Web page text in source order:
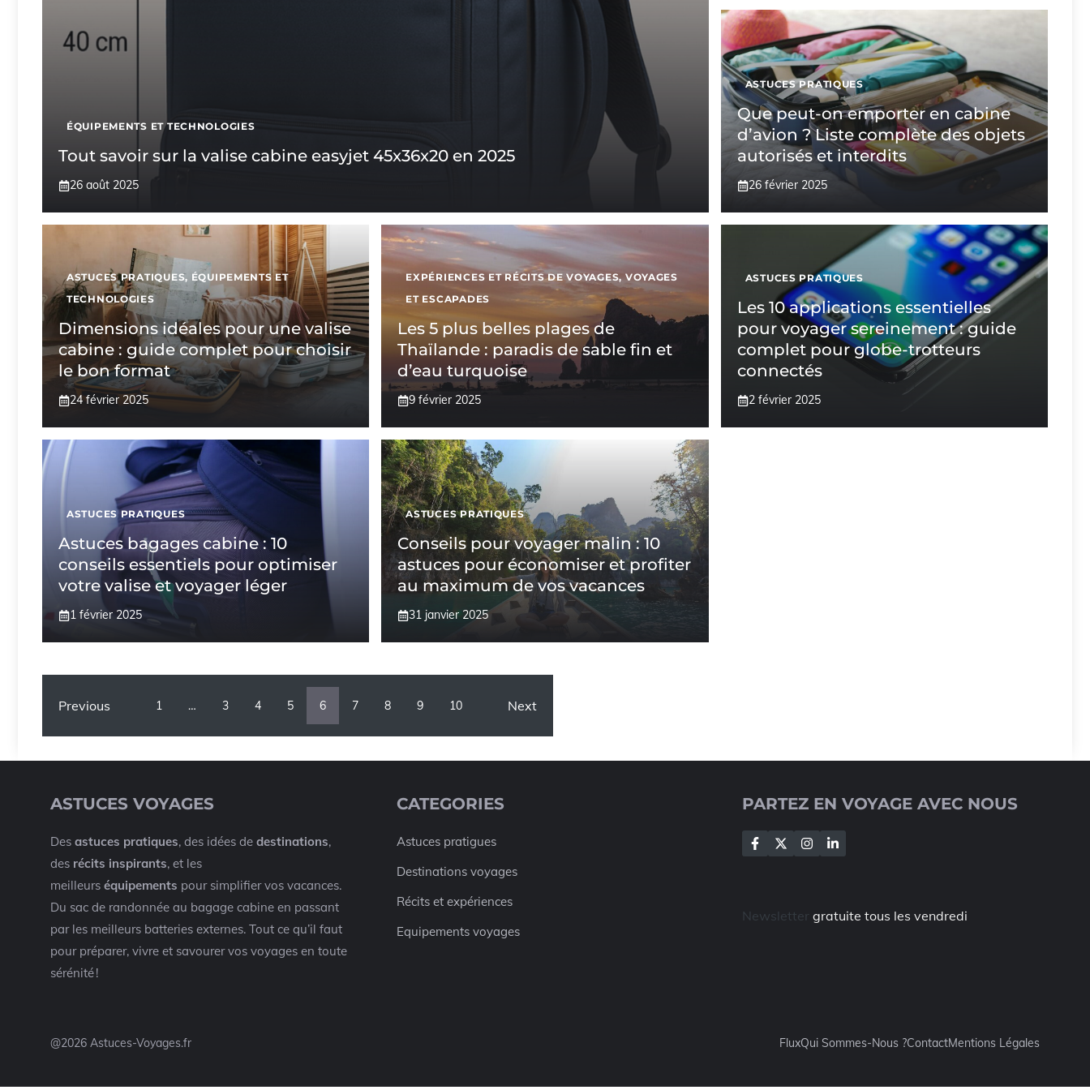
ÉQUIPEMENTS ET TECHNOLOGIES
Tout savoir sur la valise cabine easyjet 45x36x20 en 2025
26 août 2025
ASTUCES PRATIQUES
Que peut-on emporter en cabine
d’avion ? Liste complète des objets
autorisés et interdits
26 février 2025
ASTUCES PRATIQUES, ÉQUIPEMENTS ET
TECHNOLOGIES
Dimensions idéales pour une valise
cabine : guide complet pour choisir
le bon format
24 février 2025
EXPÉRIENCES ET RÉCITS DE VOYAGES, VOYAGES
ET ESCAPADES
Les 5 plus belles plages de
Thaïlande : paradis de sable fin et
d’eau turquoise
9 février 2025
ASTUCES PRATIQUES
Les 10 applications essentielles
pour voyager sereinement : guide
complet pour globe-trotteurs
connectés
2 février 2025
ASTUCES PRATIQUES
Astuces bagages cabine : 10
conseils essentiels pour optimiser
votre valise et voyager léger
1 février 2025
ASTUCES PRATIQUES
Conseils pour voyager malin : 10
astuces pour économiser et profiter
au maximum de vos vacances
31 janvier 2025
Previous 1 … 3 4 5 6 7 8 9 10 Next
ASTUCES VOYAGES
Des astuces pratiques, des idées de destinations,
des récits inspirants, et les
meilleurs équipements pour simplifier vos vacances.
Du sac de randonnée au bagage cabine en passant
par les meilleurs batteries externes. Tout ce qu’il faut
pour préparer, vivre et savourer vos voyages en toute
sérénité !
CATEGORIES
Astuces pratigues
Destinations voyages
Récits et expériences
Equipements voyages
PARTEZ EN VOYAGE AVEC NOUS
Newsletter gratuite tous les vendredi
@2026 Astuces-Voyages.fr FluxQui Sommes-Nous ?ContactMentions Légales